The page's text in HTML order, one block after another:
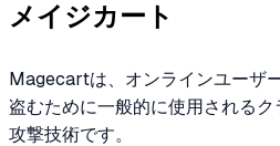
メイジカート
Magecartは、オンラインユーザ
盗むために一般的に使用される
攻撃技術です。